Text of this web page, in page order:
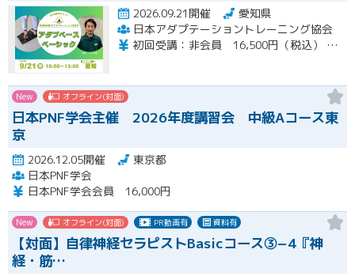
2026.09.21開催
愛知県
日本アダプテーショントレーニング協会
初回受講：非会員 16,500円（税込） 一般会員 14,850円（税込） 特待会員 13,200円（税込) 会員再受講：一般会員 3,712円（税込） 特待会員 3,300円（税込） 支払い方法：銀行事前振り込み
New オフライン(対面)
日本PNF学会主催 2026年度講習会 中級Aコース東
京
2026.12.05開催
東京都
日本PNF学会
日本PNF学会会員 16,000円
New オフライン(対面) PR動画有 資料有
【対面】自律神経セラピストBasicコース③−4『神
経・筋…